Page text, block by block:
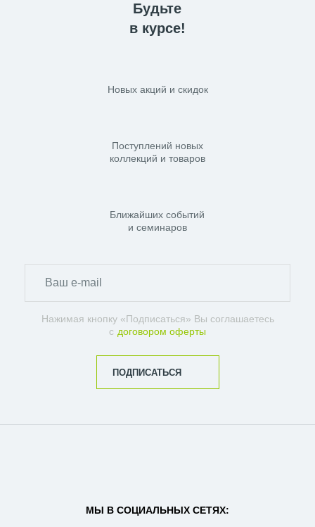
Будьте
в курсе!
Новых акций и скидок
Поступлений новых
коллекций и товаров
Ближайших событий
и семинаров
Нажимая кнопку «Подписаться» Вы соглашаетесь
с договором оферты
ПОДПИСАТЬСЯ
МЫ В СОЦИАЛЬНЫХ СЕТЯХ: